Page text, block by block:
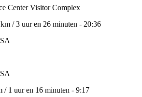
Center Visitor Complex
/3 uur en 26 minuten - 20:36
/ 1 uur en 16 minuten - 9:17